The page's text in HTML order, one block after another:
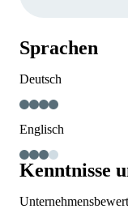
Sprachen
Deutsch
Englisch
Kenntnisse